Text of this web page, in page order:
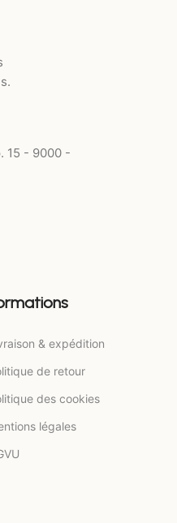
15 - 9000 -
& expédition
de retour
des cookies
légales